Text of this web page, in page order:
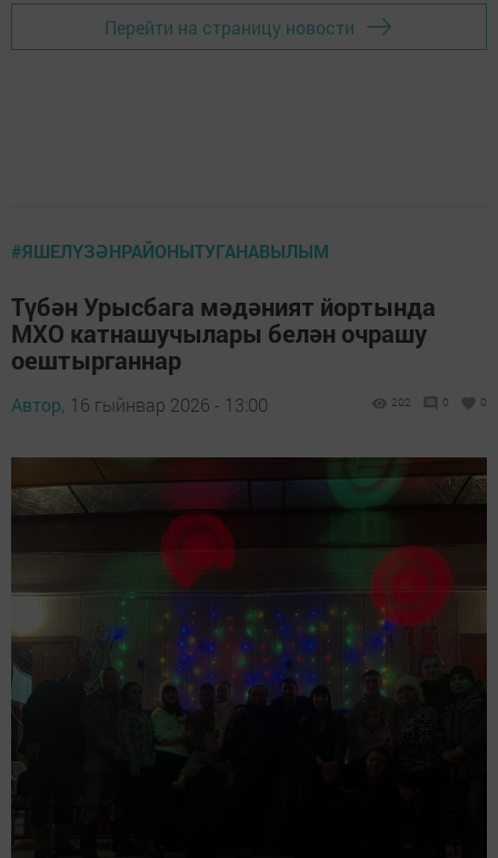
Перейти на страницу новости
#ЯШЕЛҮЗӘНРАЙОНЫТУГАНАВЫЛЫМ
Түбән Урысбага мәдәният йортында
МХО катнашучылары белән очрашу
оештырганнар
Автор, 16 гыйнвар 2026 - 13:00 202 0 0